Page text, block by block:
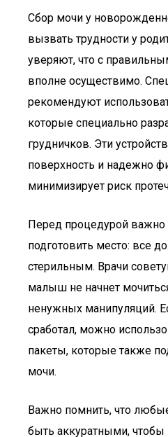
Сбор мочи у
вызвать трудности у
уверяют, что с
вполне осуществимо.
рекомендуют
которые специально
грудничков. Эти
поверхность и надежно
минимизирует риск
Перед процедурой важно
подготовить место: все
стерильным. Врачи
малыш не начнет
ненужных манипуляций.
сработал, можно
пакеты, которые также
мочи.
Важно помнить, что
быть аккуратными, чтобы